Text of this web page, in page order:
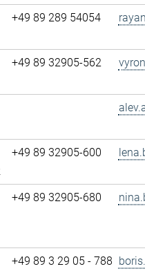
+49 89 289 54054
+49 89 32905-562
+49 89 32905-600
+49 89 32905-680
+49 89 3 29 05 - 788